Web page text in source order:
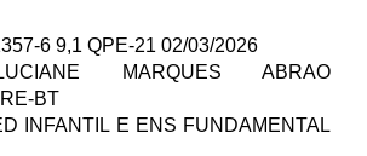
6 9,1 QPE-21 02/03/2026
MARQUES ABRAO
BT
INFANTIL E ENS FUNDAMENTAL